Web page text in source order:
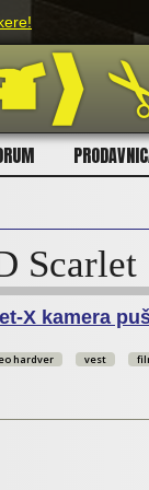
Scarlet
X kamera
hardver vest
RED Scarlet-X